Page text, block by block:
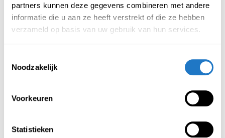
partners kunnen deze gegevens combineren met andere
informatie die u aan ze heeft verstrekt of die ze hebben
verzameld op basis van uw gebruik van hun services.
Noodzakelijk
Voorkeuren
Statistieken
Kortom, een in hoogte verstelbaar bureau heeft veel
voordelen. Niet alleen krijgt u er een betere werkhouding
door omdat u uw spieren vaker gebruikt, het stimuleert ook
Opgehaald van
https://edition.cnn.com/2016/06/08/health/standing-